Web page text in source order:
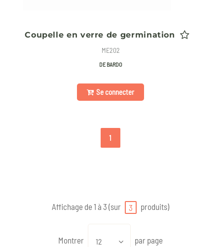
Coupelle en verre de germination
ME202
DE BARDO
Se connecter
1
Affichage de 1 à 3 (sur 3 produits)
Montrer 12 par page